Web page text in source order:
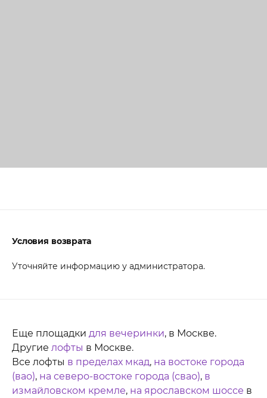
Условия возврата
Уточняйте информацию у администратора.
Еще площадки для вечеринки, в Москве.
Другие лофты в Москве.
Все лофты в пределах мкад, на востоке города
(вао), на северо-востоке города (свао), в
измайловском кремле, на ярославском шоссе в